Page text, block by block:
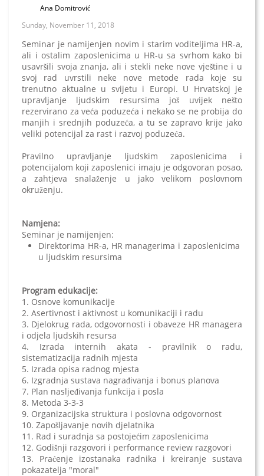
Ana Domitrović
Sunday, November 11, 2018
Seminar je namijenjen novim i starim voditeljima HR-a,
ali i ostalim zaposlenicima u HR-u sa svrhom kako bi
usavršili svoja znanja, ali i stekli neke nove vještine i u
svoj rad uvrstili neke nove metode rada koje su
trenutno aktualne u svijetu i Europi. U Hrvatskoj je
upravljanje ljudskim resursima još uvijek nešto
rezervirano za veća poduzeća i nekako se ne probija do
manjih i srednjih poduzeća, a tu se zapravo krije jako
veliki potencijal za rast i razvoj poduzeća.
Pravilno upravljanje ljudskim zaposlenicima i
potencijalom koji zaposlenici imaju je odgovoran posao,
a zahtjeva snalaženje u jako velikom poslovnom
okruženju.
Namjena:
Seminar je namijenjen:
Direktorima HR-a, HR managerima i zaposlenicima
u ljudskim resursima
Program edukacije:
1. Osnove komunikacije
2. Asertivnost i aktivnost u komunikaciji i radu
3. Djelokrug rada, odgovornosti i obaveze HR managera
i odjela ljudskih resursa
4. Izrada internih akata - pravilnik o radu,
sistematizacija radnih mjesta
5. Izrada opisa radnog mjesta
6. Izgradnja sustava nagrađivanja i bonus planova
7. Plan nasljeđivanja funkcija i posla
8. Metoda 3-3-3
9. Organizacijska struktura i poslovna odgovornost
10. Zapošljavanje novih djelatnika
11. Rad i suradnja sa postojećim zaposlenicima
12. Godišnji razgovori i performance review razgovori
13. Praćenje izostanaka radnika i kreiranje sustava
pokazatelja "moral"